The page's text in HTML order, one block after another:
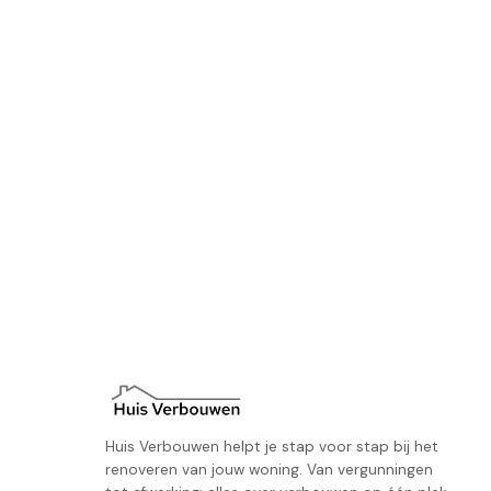
Huis Verbouwen helpt je stap voor stap bij het
renoveren van jouw woning. Van vergunningen